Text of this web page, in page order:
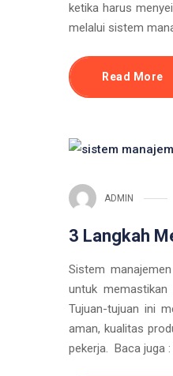
ketika harus
melalui sistem
Read More
ADMIN
3 Langkah
Sistem
untuk memastikan
Tujuan-tujuan ini
aman, kualitas
pekerja. Baca juga :